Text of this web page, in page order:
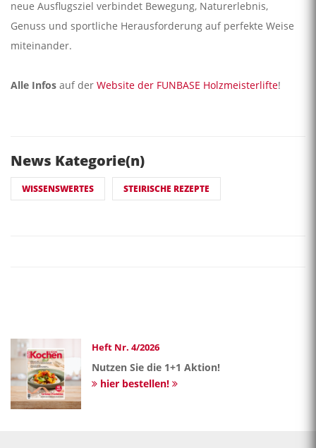
neue Ausflugsziel verbindet Bewegung, Naturerlebnis,
Genuss und sportliche Herausforderung auf perfekte Weise
miteinander.
Alle Infos auf der Website der FUNBASE Holzmeisterlifte!
News Kategorie(n)
WISSENSWERTES STEIRISCHE REZEPTE
Heft Nr. 4/2026
Nutzen Sie die 1+1 Aktion!
hier bestellen!